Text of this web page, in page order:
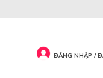
ĐĂNG NHẬP /